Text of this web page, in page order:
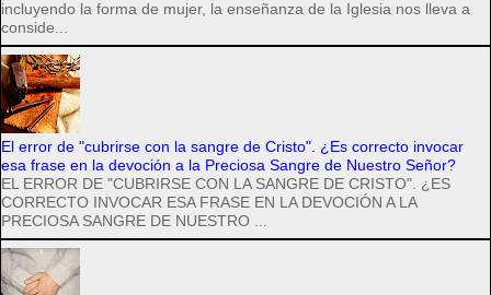
incluyendo la forma de mujer, la enseñanza de la Iglesia nos lleva a
conside...
El error de "cubrirse con la sangre de Cristo". ¿Es correcto invocar
esa frase en la devoción a la Preciosa Sangre de Nuestro Señor?
EL ERROR DE "CUBRIRSE CON LA SANGRE DE CRISTO". ¿ES
CORRECTO INVOCAR ESA FRASE EN LA DEVOCIÓN A LA
PRECIOSA SANGRE DE NUESTRO ...